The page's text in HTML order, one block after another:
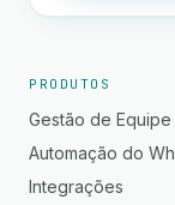
PRODUTOS
Gestão de Equipe
Automação do
Integrações